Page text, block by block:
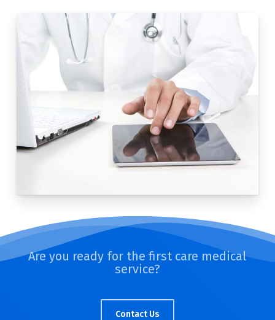
Are you ready for the first care medical
service?
Contact Us